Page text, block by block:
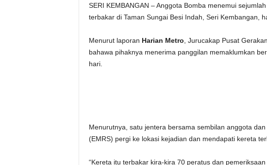
SERI KEMBANGAN – Anggota Bomba menemui
terbakar di Taman Sungai Besi Indah, Seri Kembangan,
Menurut laporan Harian Metro , Jurucakap Pusat
bahawa pihaknya menerima panggilan memaklumkan
hari.
Menurutnya, satu jentera bersama sembilan anggota
(EMRS) pergi ke lokasi kejadian dan mendapati kereta
“Kereta itu terbakar kira-kira 70 peratus dan